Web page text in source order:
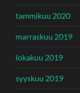
tammikuu 2020
marraskuu 2019
lokakuu 2019
syyskuu 2019